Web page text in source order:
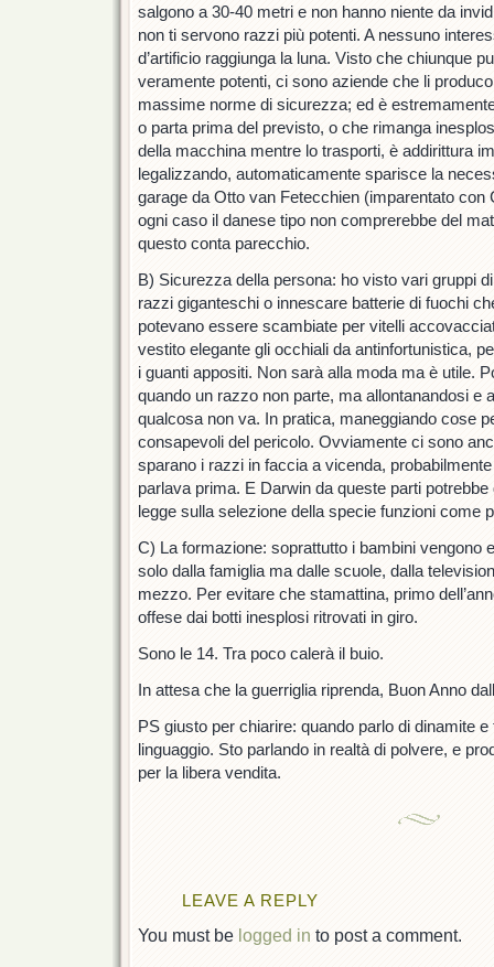
salgono a 30-40 metri e non hanno niente da
non ti servono razzi più potenti. A nessuno
d’artificio raggiunga la luna. Visto che chiunque
veramente potenti, ci sono aziende che li
massime norme di sicurezza; ed è
o parta prima del previsto, o che rimanga
della macchina mentre lo trasporti, è addirittura
legalizzando, automaticamente sparisce la
garage da Otto van Fetecchien (imparentato con
ogni caso il danese tipo non comprerebbe del
questo conta parecchio.
B) Sicurezza della persona: ho visto vari gruppi
razzi giganteschi o innescare batterie di fuochi
potevano essere scambiate per vitelli
vestito elegante gli occhiali da antinfortunistica,
i guanti appositi. Non sarà alla moda ma è utile.
quando un razzo non parte, ma allontanandosi e
qualcosa non va. In pratica, maneggiando cose
consapevoli del pericolo. Ovviamente ci sono
sparano i razzi in faccia a vicenda,
parlava prima. E Darwin da queste parti
legge sulla selezione della specie funzioni come
C) La formazione: soprattutto i bambini vengono
solo dalla famiglia ma dalle scuole, dalla
mezzo. Per evitare che stamattina, primo
offese dai botti inesplosi ritrovati in giro.
Sono le 14. Tra poco calerà il buio.
In attesa che la guerriglia riprenda, Buon Anno
PS giusto per chiarire: quando parlo di dinamite
linguaggio. Sto parlando in realtà di polvere, e
per la libera vendita.
LEAVE A REPLY
You must be logged in to post a comment.